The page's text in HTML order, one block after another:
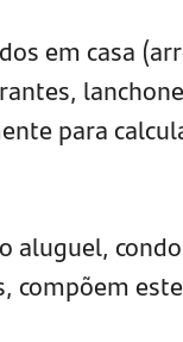
em casa
para
aluguel,
compõem